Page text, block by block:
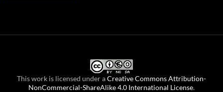
This work is licensed under aCreative Commons Attribution-
NonCommercial-ShareAlike 4.0 International License.